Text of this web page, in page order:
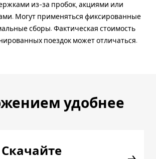
из-за пробок, акциями или
Могут применяться фиксированные
сборы. Фактическая стоимость
поездок может отличаться.
удобнее
Скачайте